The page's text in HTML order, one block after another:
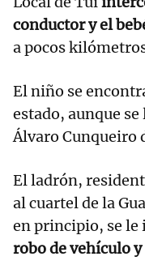
conductor y el
a pocos
El niño se
estado, aunque
Álvaro Cunqueiro
El ladrón,
al cuartel de la
en principio, se le
robo de vehículo